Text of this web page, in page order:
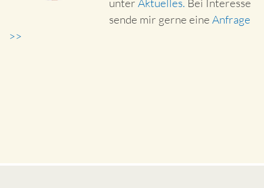
unter Aktuelles. Bei Interesse
sende mir gerne eine Anfrage
>>